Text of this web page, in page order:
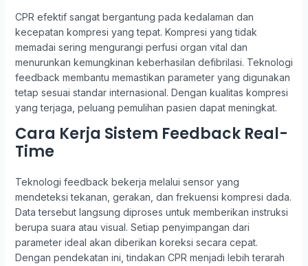
CPR efektif sangat bergantung pada kedalaman dan
kecepatan kompresi yang tepat. Kompresi yang tidak
memadai sering mengurangi perfusi organ vital dan
menurunkan kemungkinan keberhasilan defibrilasi. Teknologi
feedback membantu memastikan parameter yang digunakan
tetap sesuai standar internasional. Dengan kualitas kompresi
yang terjaga, peluang pemulihan pasien dapat meningkat.
Cara Kerja Sistem Feedback Real-
Time
Teknologi feedback bekerja melalui sensor yang
mendeteksi tekanan, gerakan, dan frekuensi kompresi dada.
Data tersebut langsung diproses untuk memberikan instruksi
berupa suara atau visual. Setiap penyimpangan dari
parameter ideal akan diberikan koreksi secara cepat.
Dengan pendekatan ini, tindakan CPR menjadi lebih terarah